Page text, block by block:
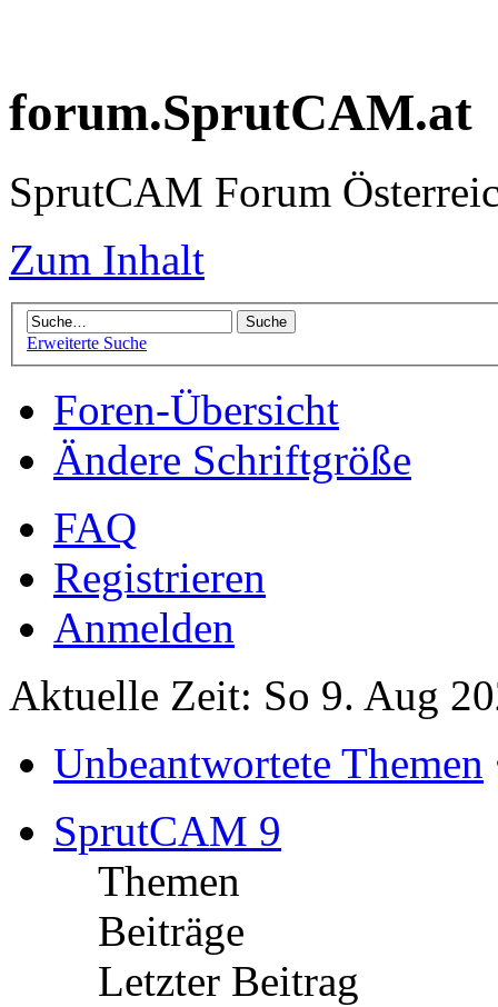
forum.SprutCAM.at
SprutCAM Forum
Zum Inhalt
Erweiterte Suche
Foren-Übersicht
Ändere Schriftgröße
FAQ
Registrieren
Anmelden
Aktuelle Zeit: So 9. Aug
Unbeantwortete Themen
SprutCAM 9
Themen
Beiträge
Letzter Beitrag